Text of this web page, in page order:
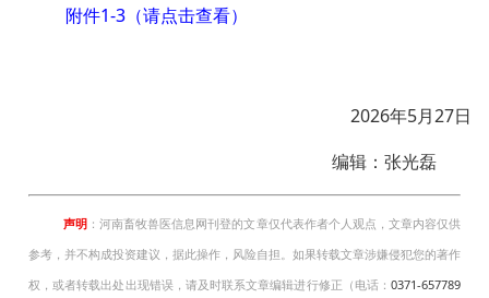
附件1-3（请点击查看）
2026年5月27日
编辑：张光磊
声明 ：河南畜牧兽医信息网刊登的文章仅代表作者个人观点，文章内容仅供
参考，并不构成投资建议，据此操作，风险自担。如果转载文章涉嫌侵犯您的著作
权，或者转载出处出现错误，请及时联系文章编辑进行修正（电话： 0371-657789